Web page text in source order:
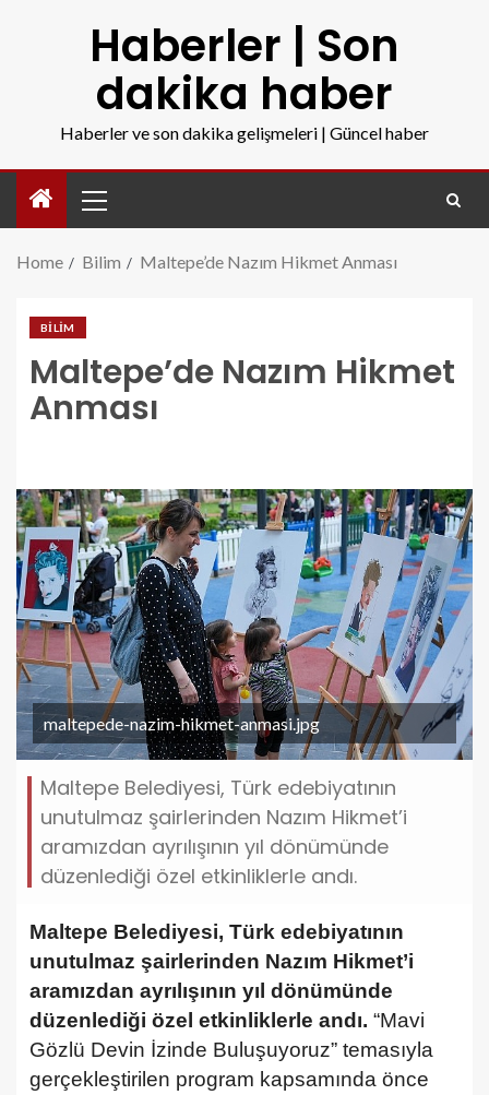
Haberler | Son
dakika haber
Haberler ve son dakika gelişmeleri | Güncel haber
Home Bilim Maltepe’de Nazım Hikmet Anması
BILIM
Maltepe’de Nazım Hikmet
Anması
maltepede-nazim-hikmet-anmasi.jpg
Maltepe Belediyesi, Türk edebiyatının
unutulmaz şairlerinden Nazım Hikmet’i
aramızdan ayrılışının yıl dönümünde
düzenlediği özel etkinliklerle andı.
Maltepe Belediyesi, Türk edebiyatının
unutulmaz şairlerinden Nazım Hikmet’i
aramızdan ayrılışının yıl dönümünde
düzenlediği özel etkinliklerle andı. “Mavi
Gözlü Devin İzinde Buluşuyoruz” temasıyla
gerçekleştirilen program kapsamında önce